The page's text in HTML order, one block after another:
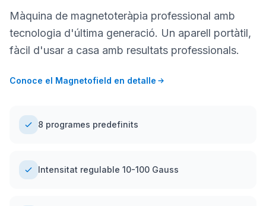
Màquina de magnetoteràpia professional amb
tecnologia d'última generació. Un aparell portàtil,
fàcil d'usar a casa amb resultats professionals.
Conoce el Magnetofield en detalle
8 programes predefinits
Intensitat regulable 10-100 Gauss